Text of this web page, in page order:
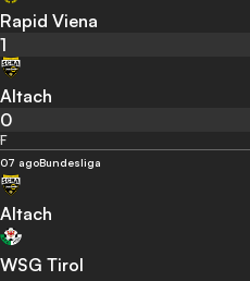
Rapid Viena
1
Altach
0
F
07 agoBundesliga
Altach
WSG Tirol